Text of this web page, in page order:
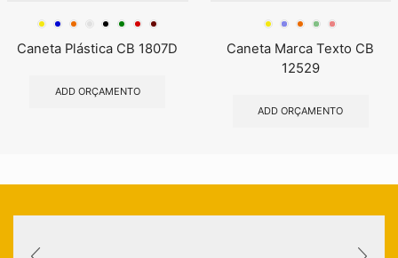
Caneta Plástica CB 1807D
ADD ORÇAMENTO
Caneta Marca Texto CB
12529
ADD ORÇAMENTO